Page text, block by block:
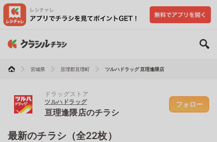
宮城県 亘理郡亘理町 ツルハドラッグ 亘理逢隈店
ドラッグストア
ツルハドラッグ
亘理逢隈店のチラシ
フォロー
最新のチラシ（全22枚）